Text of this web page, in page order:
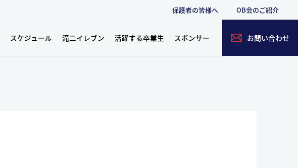
保護者の皆様へ OB会のご紹介
スケジュール 滝二イレブン 活躍する卒業生 スポンサー お問い合わせ